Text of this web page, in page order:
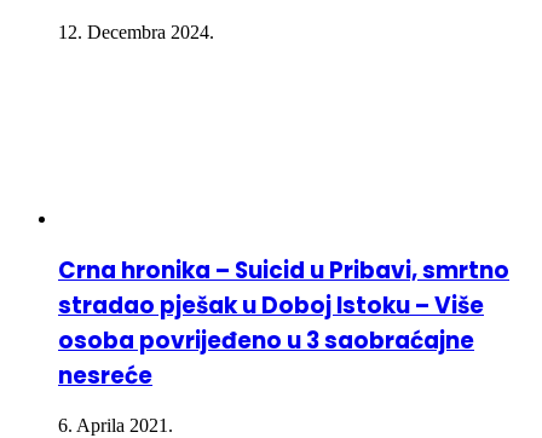
12. Decembra 2024.
Crna hronika – Suicid u Pribavi, smrtno
stradao pješak u Doboj Istoku – Više
osoba povrijeđeno u 3 saobraćajne
nesreće
6. Aprila 2021.